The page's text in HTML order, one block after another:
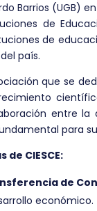
Barrios (UGB)
de
de
país.
que se
entre
para
CIESCE:
de
económico.